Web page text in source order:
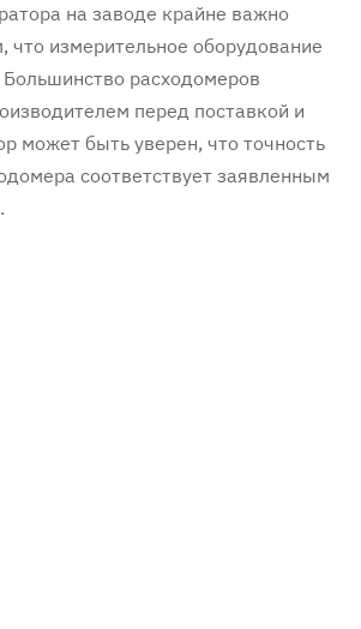
на заводе крайне важно
что измерительное оборудование
Большинство расходомеров
перед поставкой и
может быть уверен, что точность
соответствует заявленным